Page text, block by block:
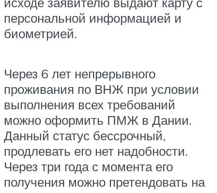
персональной информацией и
биометрией.
Через 6 лет непрерывного
проживания по ВНЖ при условии
выполнения всех требований
можно оформить ПМЖ в Дании.
Данный статус бессрочный,
продлевать его нет надобности.
Через три года с момента его
получения можно претендовать на